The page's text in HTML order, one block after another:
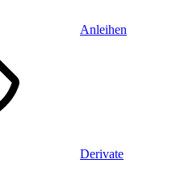
Anleihen
Derivate